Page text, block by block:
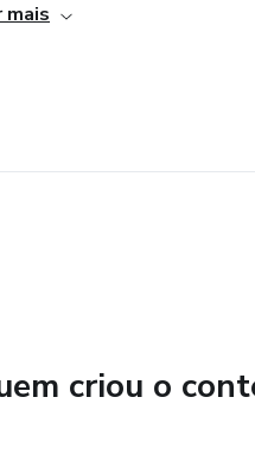
mas sim de psicologia, e
para alcançar o seu
mais
criou o